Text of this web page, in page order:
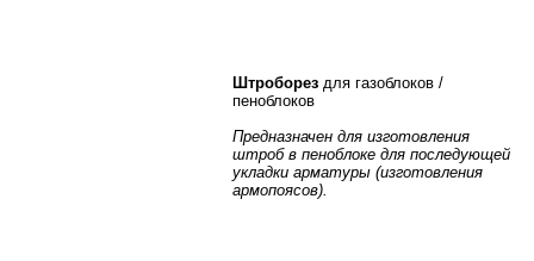
Штроборез для газоблоков /
пеноблоков
Предназначен для изготовления
штроб в пеноблоке для последующей
укладки арматуры (изготовления
армопоясов).